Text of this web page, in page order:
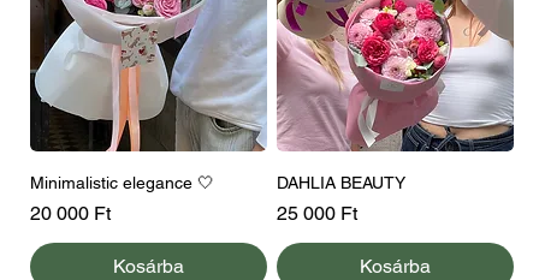
Minimalistic elegance 🤍
Ár
20 000 Ft
Kosárba
DAHLIA BEAUTY
Ár
25 000 Ft
Kosárba